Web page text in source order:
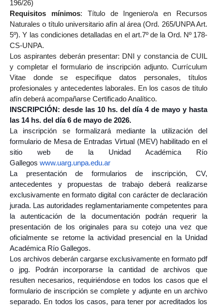
196/26)
Requisitos mínimos: Título de Ingeniero/a en Recursos
Naturales o título universitario afín al área (Ord. 265/UNPA Art.
5º). Y las condiciones detalladas en el art.7º de la Ord. Nº 178-
CS-UNPA.
Los aspirantes deberán presentar: DNI y constancia de CUIL
y completar el formulario de inscripción adjunto. Currículum
Vitae donde se especifique datos personales, títulos
profesionales y antecedentes laborales. En los casos de título
afín deberá acompañarse Certificado Analítico.
INSCRIPCIÓN: desde las 10 hs. del día 4 de mayo y hasta
las 14 hs. del día 6 de mayo de 2026.
La inscripción se formalizará mediante la utilización del
formulario de Mesa de Entradas Virtual (MEV) habilitado en el
sitio web de la Unidad Académica Río
Gallegos www.uarg.unpa.edu.ar
La presentación de formularios de inscripción, CV,
antecedentes y propuestas de trabajo deberá realizarse
exclusivamente en formato digital con carácter de declaración
jurada. Las autoridades reglamentariamente competentes para
la autenticación de la documentación podrán requerir la
presentación de los originales para su cotejo una vez que
oficialmente se retome la actividad presencial en la Unidad
Académica Río Gallegos.
Los archivos deberán cargarse exclusivamente en formato pdf
o jpg. Podrán incorporarse la cantidad de archivos que
resulten necesarios, requiriéndose en todos los casos que el
formulario de inscripción se complete y adjunte en un archivo
separado. En todos los casos, para tener por acreditados los